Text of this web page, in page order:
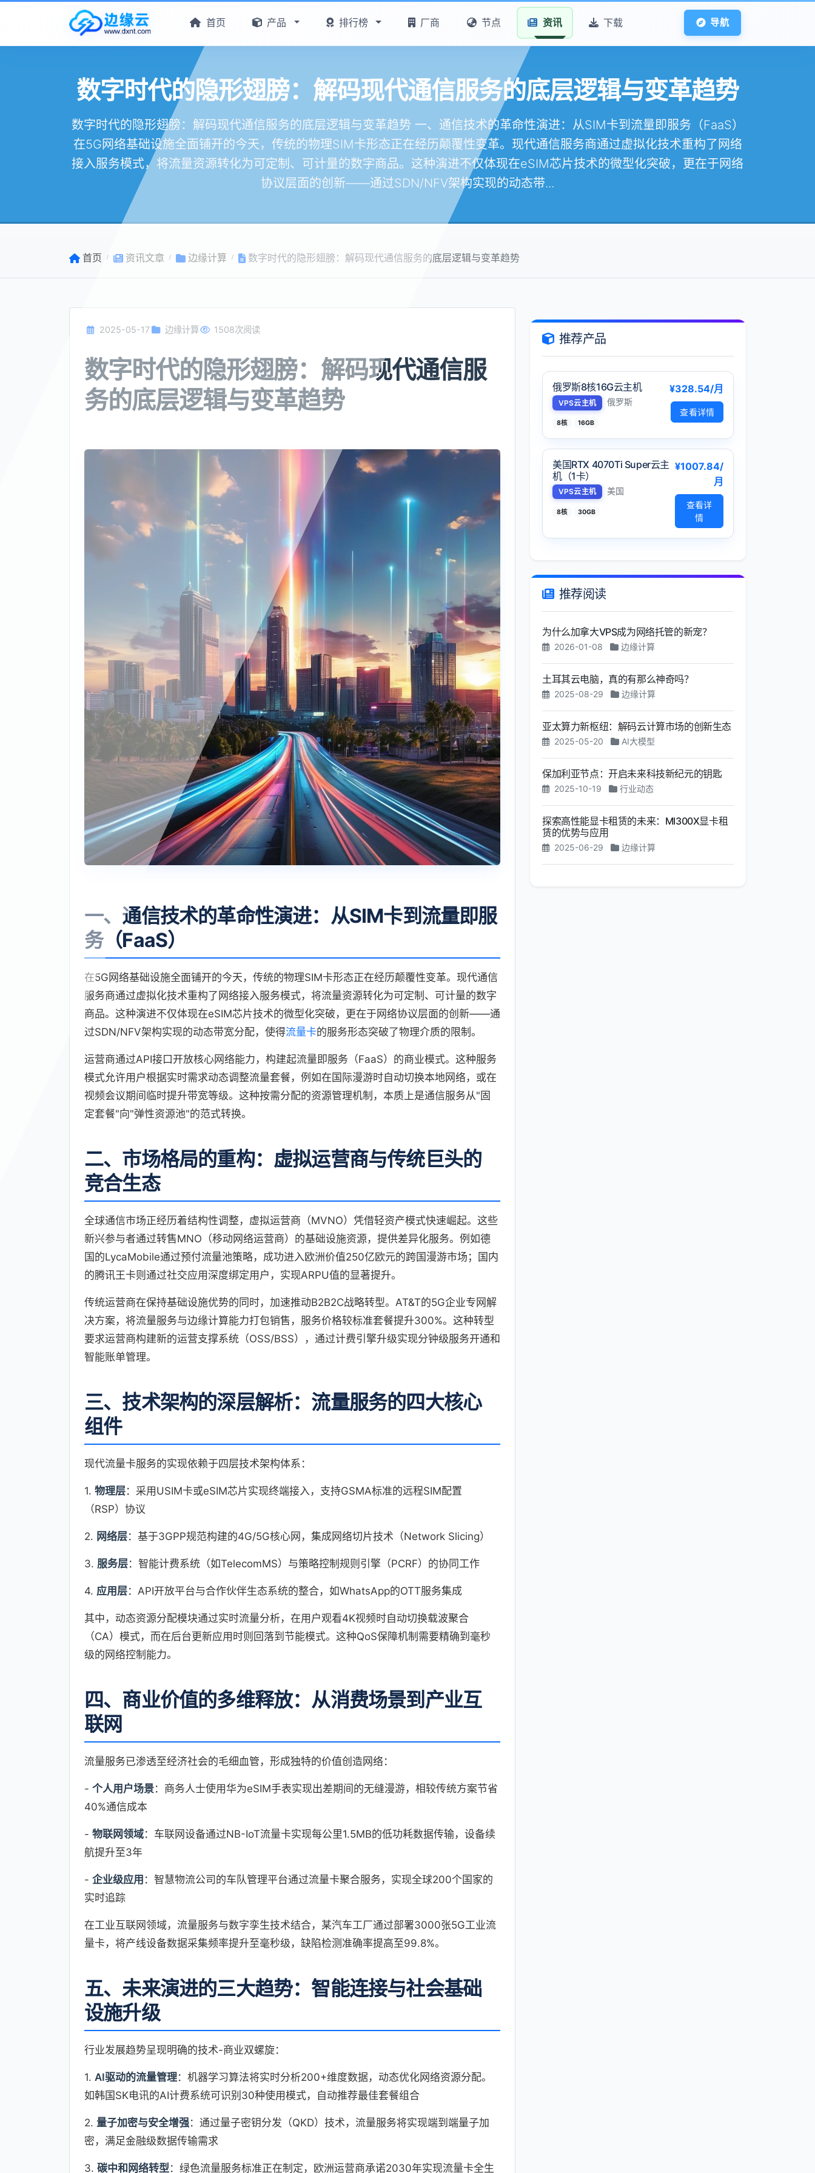
首页 产品 排行榜 厂商 节点 资讯 下载 导航
数字时代的隐形翅膀：解码现代通信服务的底层逻辑与变革趋势
数字时代的隐形翅膀：解码现代通信服务的底层逻辑与变革趋势 一、通信技术的革命性演进：从SIM卡到流量即服务（FaaS）
在5G网络基础设施全面铺开的今天，传统的物理SIM卡形态正在经历颠覆性变革。现代通信服务商通过虚拟化技术重构了网络
接入服务模式，将流量资源转化为可定制、可计量的数字商品。这种演进不仅体现在eSIM芯片技术的微型化突破，更在于网络
协议层面的创新——通过SDN/NFV架构实现的动态带...
首页 资讯文章 边缘计算 数字时代的隐形翅膀：解码现代通信服务的底层逻辑与变革趋势
2025-05-17 边缘计算 1508次阅读
数字时代的隐形翅膀：解码现代通信服
务的底层逻辑与变革趋势
一、通信技术的革命性演进：从SIM卡到流量即服
务（FaaS）
在5G网络基础设施全面铺开的今天，传统的物理SIM卡形态正在经历颠覆性变革。现代通信
服务商通过虚拟化技术重构了网络接入服务模式，将流量资源转化为可定制、可计量的数字
商品。这种演进不仅体现在eSIM芯片技术的微型化突破，更在于网络协议层面的创新——通
过SDN/NFV架构实现的动态带宽分配，使得流量卡的服务形态突破了物理介质的限制。
运营商通过API接口开放核心网络能力，构建起流量即服务（FaaS）的商业模式。这种服务
模式允许用户根据实时需求动态调整流量套餐，例如在国际漫游时自动切换本地网络，或在
视频会议期间临时提升带宽等级。这种按需分配的资源管理机制，本质上是通信服务从"固
定套餐"向"弹性资源池"的范式转换。
二、市场格局的重构：虚拟运营商与传统巨头的
竞合生态
全球通信市场正经历着结构性调整，虚拟运营商（MVNO）凭借轻资产模式快速崛起。这些
新兴参与者通过转售MNO（移动网络运营商）的基础设施资源，提供差异化服务。例如德
国的LycaMobile通过预付流量池策略，成功进入欧洲价值250亿欧元的跨国漫游市场；国内
的腾讯王卡则通过社交应用深度绑定用户，实现ARPU值的显著提升。
传统运营商在保持基础设施优势的同时，加速推动B2B2C战略转型。AT&T的5G企业专网解
决方案，将流量服务与边缘计算能力打包销售，服务价格较标准套餐提升300%。这种转型
要求运营商构建新的运营支撑系统（OSS/BSS），通过计费引擎升级实现分钟级服务开通和
智能账单管理。
三、技术架构的深层解析：流量服务的四大核心
组件
现代流量卡服务的实现依赖于四层技术架构体系：
1. 物理层：采用USIM卡或eSIM芯片实现终端接入，支持GSMA标准的远程SIM配置
（RSP）协议
2. 网络层：基于3GPP规范构建的4G/5G核心网，集成网络切片技术（Network Slicing）
3. 服务层：智能计费系统（如TelecomMS）与策略控制规则引擎（PCRF）的协同工作
4. 应用层：API开放平台与合作伙伴生态系统的整合，如WhatsApp的OTT服务集成
其中，动态资源分配模块通过实时流量分析，在用户观看4K视频时自动切换载波聚合
（CA）模式，而在后台更新应用时则回落到节能模式。这种QoS保障机制需要精确到毫秒
级的网络控制能力。
四、商业价值的多维释放：从消费场景到产业互
联网
流量服务已渗透至经济社会的毛细血管，形成独特的价值创造网络：
- 个人用户场景：商务人士使用华为eSIM手表实现出差期间的无缝漫游，相较传统方案节省
40%通信成本
- 物联网领域：车联网设备通过NB-IoT流量卡实现每公里1.5MB的低功耗数据传输，设备续
航提升至3年
- 企业级应用 ：智慧物流公司的车队管理平台通过流量卡聚合服务，实现全球200个国家的
实时追踪
在工业互联网领域，流量服务与数字孪生技术结合，某汽车工厂通过部署3000张5G工业流
量卡，将产线设备数据采集频率提升至毫秒级，缺陷检测准确率提高至99.8%。
五、未来演进的三大趋势：智能连接与社会基础
设施升级
行业发展趋势呈现明确的技术-商业双螺旋：
1. AI驱动的流量管理：机器学习算法将实时分析200+维度数据，动态优化网络资源分配。
如韩国SK电讯的AI计费系统可识别30种使用模式，自动推荐最佳套餐组合
2. 量子加密与安全增强：通过量子密钥分发（QKD）技术，流量服务将实现端到端量子加
密，满足金融级数据传输需求
3. 碳中和网络转型：绿色流量服务标准正在制定，欧洲运营商承诺2030年实现流量卡全生
推荐产品
俄罗斯8核16G云主机
VPS云主机 俄罗斯
8核 16GB
¥328.54/月
查看详情
美国RTX 4070Ti Super云主
机（1卡）
VPS云主机 美国
8核 30GB
¥1007.84/
月
查看详
情
推荐阅读
为什么加拿大VPS成为网络托管的新宠？
2026-01-08 边缘计算
土耳其云电脑，真的有那么神奇吗？
2025-08-29 边缘计算
亚太算力新枢纽：解码云计算市场的创新生态
2025-05-20 AI大模型
保加利亚节点：开启未来科技新纪元的钥匙
2025-10-19 行业动态
探索高性能显卡租赁的未来：MI300X显卡租
赁的优势与应用
2025-06-29 边缘计算